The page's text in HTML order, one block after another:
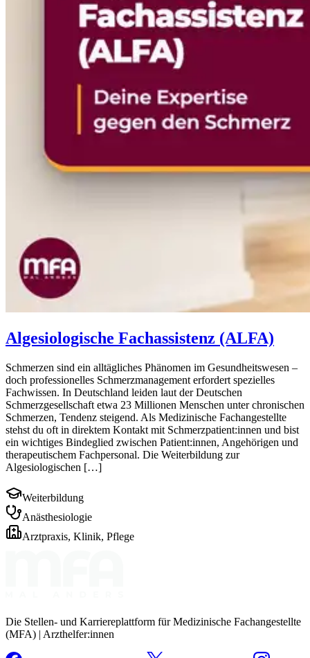
Algesiologische Fachassistenz (ALFA)
Schmerzen sind ein alltägliches Phänomen im Gesundheitswesen –
doch professionelles Schmerzmanagement erfordert spezielles
Fachwissen. In Deutschland leiden laut der Deutschen
Schmerzgesellschaft etwa 23 Millionen Menschen unter chronischen
Schmerzen, Tendenz steigend. Als Medizinische Fachangestellte
stehst du oft in direktem Kontakt mit Schmerzpatient:innen und bist
ein wichtiges Bindeglied zwischen Patient:innen, Angehörigen und
therapeutischem Fachpersonal. Die Weiterbildung zur
Algesiologischen […]
Weiterbildung
Anästhesiologie
Arztpraxis, Klinik, Pflege
Die Stellen- und Karriereplattform für Medizinische Fachangestellte
(MFA) | Arzthelfer:innen